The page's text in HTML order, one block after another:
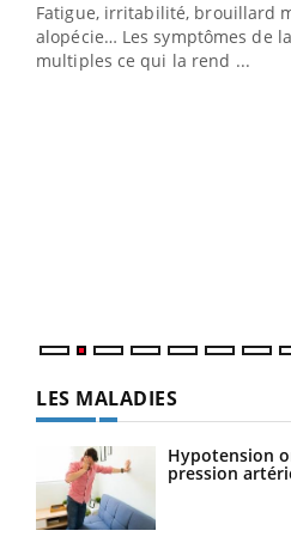
Fatigue, irritabilité, brouillard
alopécie… Les symptômes de
multiples ce qui la rend ...
LES MALADIES
Hypotension
pression